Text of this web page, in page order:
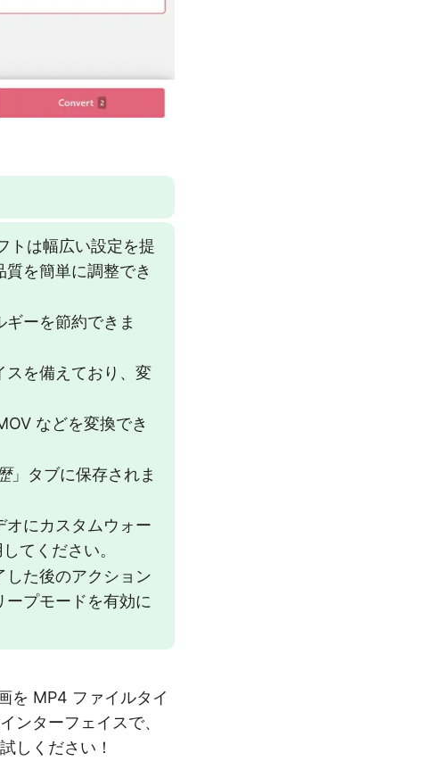
トは幅広い設定を提
を簡単に調整でき
ーを節約できま
スを備えており、変
などを変換でき
」タブに保存されま
オにカスタムウォー
てください。
した後のアクション
プモードを有効に
を MP4 ファイルタイ
ンターフェイスで、
しください！